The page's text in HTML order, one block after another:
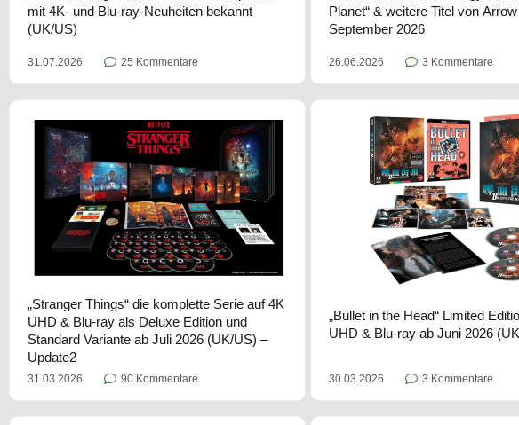
mit 4K- und Blu-ray-Neuheiten bekannt
(UK/US)
31.07.2026 25 Kommentare
Planet“ & weitere Titel von
September 2026
26.06.2026 3 Kommentare
„Stranger Things“ die komplette Serie auf 4K
UHD & Blu-ray als Deluxe Edition und
Standard Variante ab Juli 2026 (UK/US) –
Update2
31.03.2026 90 Kommentare
„Bullet in the Head“ Limited
UHD & Blu-ray ab Juni 2026
30.03.2026 3 Kommentare